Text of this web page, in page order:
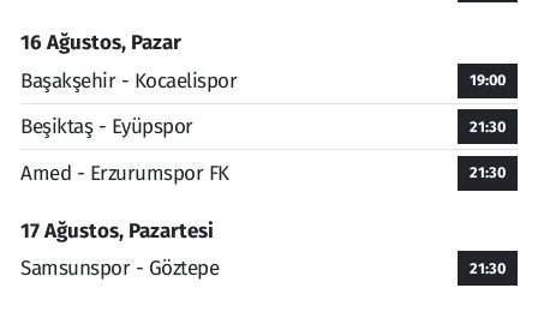
16 Ağustos, Pazar
Başakşehir - Kocaelispor
19:00
Beşiktaş - Eyüpspor 21:30
Amed - Erzurumspor FK 21:30
17 Ağustos, Pazartesi
Samsunspor - Göztepe
21:30